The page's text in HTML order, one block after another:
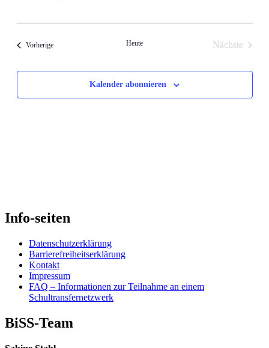
VorherigeVeranstaltungen Heute
Nächste
Kalender abonnieren
Info-seiten
Datenschutzerklärung
Barrierefreiheitserklärung
Kontakt
Impressum
FAQ – Informationen zur Teilnahme an einem
Schultransfernetzwerk
BiSS-Team